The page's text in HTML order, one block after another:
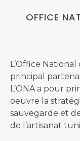
OFFICE
L’Office
principal
L’ONA a pour
oeuvre la
sauvegarde et
de l’artisanat